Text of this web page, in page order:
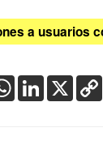
a usuarios
WhatsApp
LinkedIn
X